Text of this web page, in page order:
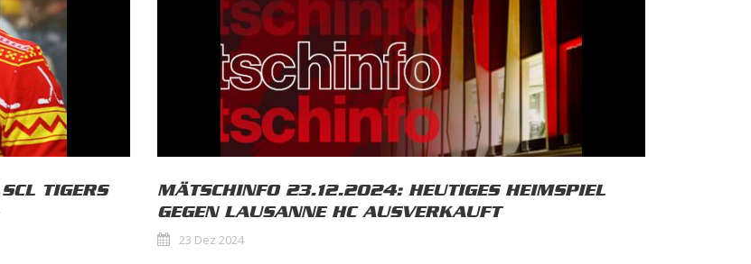
TIGERS
MÄTSCHINFO 23.12.2024: HEUTIGES HEIMSPIEL
GEGEN LAUSANNE HC AUSVERKAUFT
23 Dez 2024